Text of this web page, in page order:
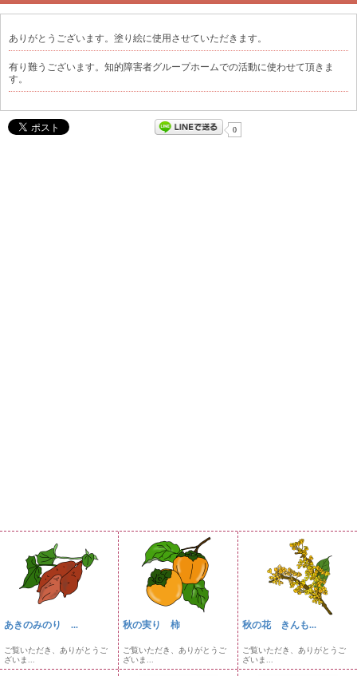
ありがとうございます。塗り絵に使用させていただきます。
有り難うございます。知的障害者グループホームでの活動に使わせて頂きま
す。
0
あきのみのり ...
ご覧いただき、ありがとうご
ざいま...
秋の実り 柿
ご覧いただき、ありがとうご
ざいま...
秋の花 きんも...
ご覧いただき、ありがとうご
ざいま...